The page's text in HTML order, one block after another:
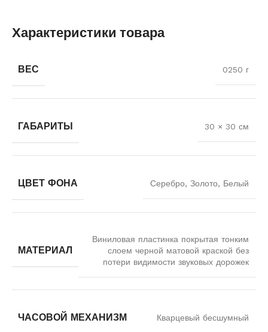
Характеристики товара
ВЕС 0250 г
ГАБАРИТЫ 30 × 30 см
ЦВЕТ ФОНА Серебро, Золото, Белый
МАТЕРИАЛ
Виниловая пластинка покрытая тонким
слоем черной матовой краской без
потери видимости звуковых дорожек
ЧАСОВОЙ МЕХАНИЗМ Кварцевый бесшумный